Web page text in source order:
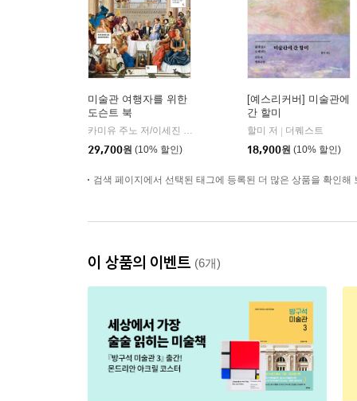
미술관 여행자를 위한
도슨트 북
카미유 주노 저/이세진 역
윌북(willbook)
29,700원 (10% 할인)
[예스리커버] 미술관에
간 할미
할미 저
더퀘스트
18,900원 (10% 할인)
검색 페이지에서 선택된 태그에 등록된 더 많은 상품을 확인해
이 상품의 이벤트 (6개)